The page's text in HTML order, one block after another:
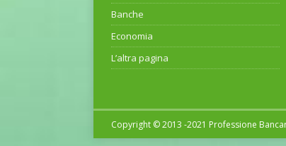
Banche
Economia
L’altra pagina
Copyright © 2013 -2021 Professione